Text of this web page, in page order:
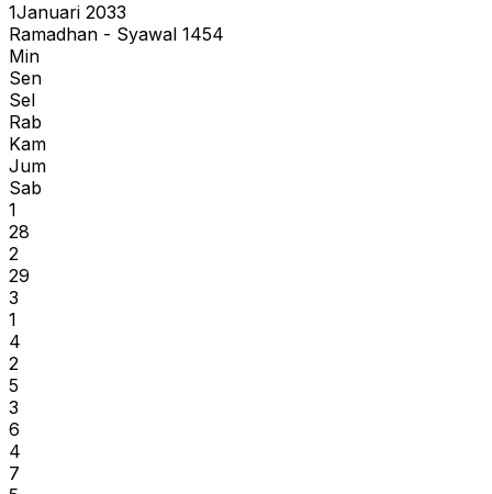
1Januari 2033
Ramadhan - Syawal 1454
Min
Sen
Sel
Rab
Kam
Jum
Sab
1
28
2
29
3
1
4
2
5
3
6
4
7